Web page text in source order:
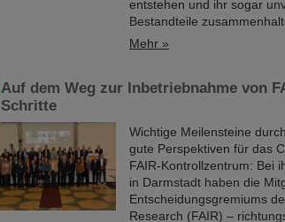
entstehen und ihr sogar
Bestandteile
Mehr »
Auf dem Weg zur Inbetriebnahme von
Schritte
Wichtige Meilensteine
gute Perspektiven für das
FAIR-Kontrollzentrum: Bei
in Darmstadt haben die
Entscheidungsgremiums
Research (FAIR) –